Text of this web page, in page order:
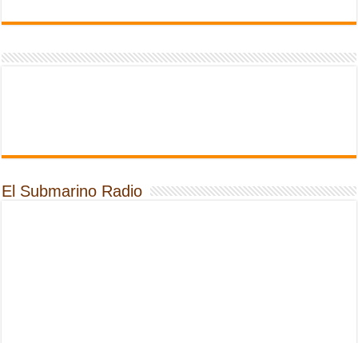
El Submarino Radio